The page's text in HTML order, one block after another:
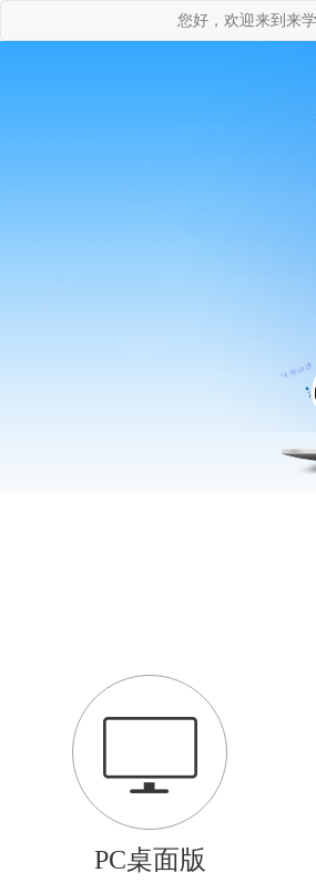
您好，欢迎来到来
PC桌面版